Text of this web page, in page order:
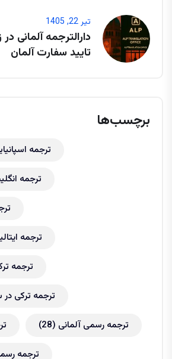
تیر 22, 1405
دارالترجمه آلمانی
تایید سفارت آلمان
برچسب‌ها
ترجمه
ترجمه
ترجمه
ترجمه
ترجمه ترکی در
ترجمه رسمی آلمانی (28)
ترجمه